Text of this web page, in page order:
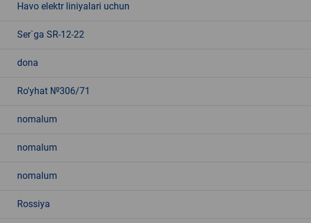
Havo elektr liniyalari uchun
Ser`ga SR-12-22
dona
Ro'yhat №306/71
nomalum
nomalum
nomalum
Rossiya